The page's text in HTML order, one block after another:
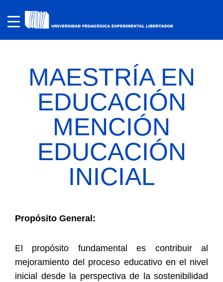
MAESTRÍA EN
EDUCACIÓN
MENCIÓN
EDUCACIÓN
INICIAL
Propósito General:
El propósito fundamental es contribuir al
mejoramiento del proceso educativo en el nivel
inicial desde la perspectiva de la sostenibilidad